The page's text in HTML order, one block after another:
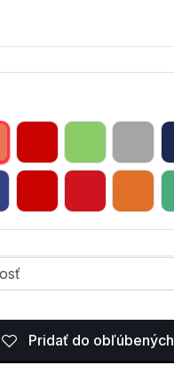
Pridať do obľúbených